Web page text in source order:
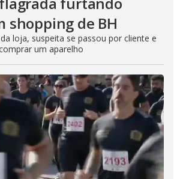
shopping de BH
loja, suspeita se passou por cliente e
um aparelho